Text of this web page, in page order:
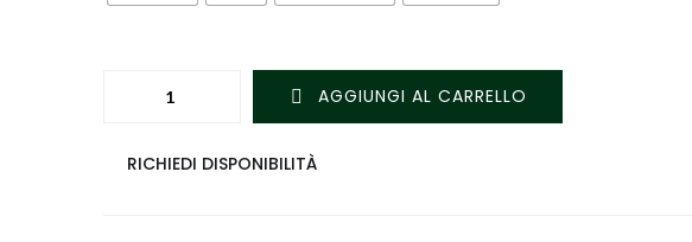
AGGIUNGI AL CARRELLO
RICHIEDI DISPONIBILITÀ